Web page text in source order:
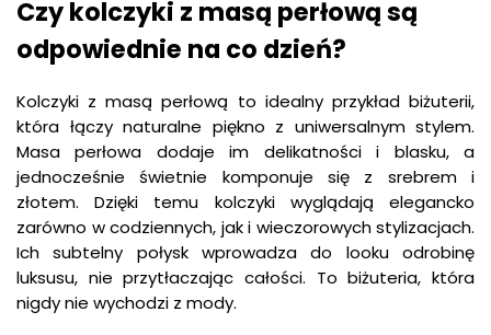
Czy kolczyki z masą perłową są
odpowiednie na co dzień?
Kolczyki z masą perłową to idealny przykład biżuterii,
która łączy naturalne piękno z uniwersalnym stylem.
Masa perłowa dodaje im delikatności i blasku, a
jednocześnie świetnie komponuje się z srebrem i
złotem. Dzięki temu kolczyki wyglądają elegancko
zarówno w codziennych, jak i wieczorowych stylizacjach.
Ich subtelny połysk wprowadza do looku odrobinę
luksusu, nie przytłaczając całości. To biżuteria, która
nigdy nie wychodzi z mody.